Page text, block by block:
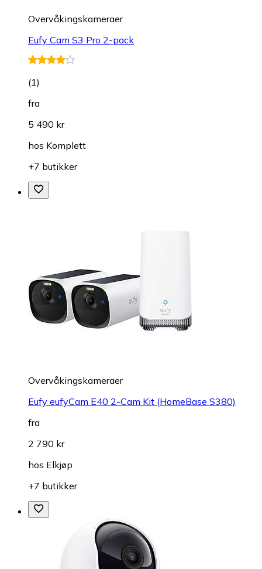
Overvåkings­kameraer
Eufy Cam S3 Pro 2-pack
(1)
fra
5 490 kr
hos Komplett
+7 butikker
Overvåkings­kameraer
Eufy eufyCam E40 2-Cam Kit (HomeBase S380)
fra
2 790 kr
hos Elkjøp
+7 butikker